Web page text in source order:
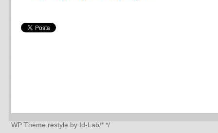
WP Theme restyle by Id-Lab/* */